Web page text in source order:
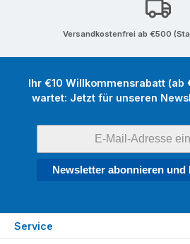
Versandkostenfrei ab €500
Ihr €10 Willkommensrabatt (ab
wartet: Jetzt für unseren
Newsletter abonnieren und
Service